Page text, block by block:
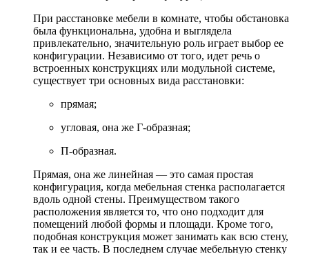
При расстановке мебели в комнате, чтобы обстановка
была функциональна, удобна и выглядела
привлекательно, значительную роль играет выбор ее
конфигурации. Независимо от того, идет речь о
встроенных конструкциях или модульной системе,
существует три основных вида расстановки:
прямая;
угловая, она же Г-образная;
П-образная.
Прямая, она же линейная — это самая простая
конфигурация, когда мебельная стенка располагается
вдоль одной стены. Преимуществом такого
расположения является то, что оно подходит для
помещений любой формы и площади. Кроме того,
подобная конструкция может занимать как всю стену,
так и ее часть. В последнем случае мебельную стенку